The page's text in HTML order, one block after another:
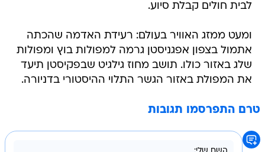
לבית חולים קבלת סיוע.
ומעט ממזג האוויר בעולם: רעידת האדמה שהכתה
אתמול בצפון אפגניסטן גרמה למפולות בוץ ומפולות
שלג באזור כולו. תושב מחוז גילגיט שבפקיסטן תיעד
את המפולת באזור הגשר התלוי ההיסטורי בדניורה.
טרם התפרסמו תגובות